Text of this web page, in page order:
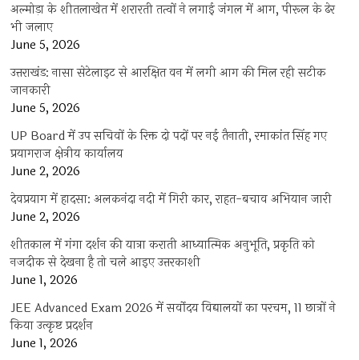
अल्मोड़ा के शीतलाखेत में शरारती तत्वों ने लगाई जंगल में आग, पीरूल के ढेर
भी जलाए
June 5, 2026
उत्तराखंड: नासा सेटेलाइट से आरक्षित वन में लगी आग की मिल रही सटीक
जानकारी
June 5, 2026
UP Board में उप सचिवों के रिक्त दो पदों पर नई तैनाती, रमाकांत सिंह गए
प्रयागराज क्षेत्रीय कार्यालय
June 2, 2026
देवप्रयाग में हादसा: अलकनंदा नदी में गिरी कार, राहत-बचाव अभियान जारी
June 2, 2026
शीतकाल में गंगा दर्शन की यात्रा कराती आध्यात्मिक अनुभूति, प्रकृति को
नजदीक से देखना है तो चले आइए उत्तरकाशी
June 1, 2026
JEE Advanced Exam 2026 में सर्वोदय विद्यालयों का परचम, 11 छात्रों ने
किया उत्कृष्ट प्रदर्शन
June 1, 2026